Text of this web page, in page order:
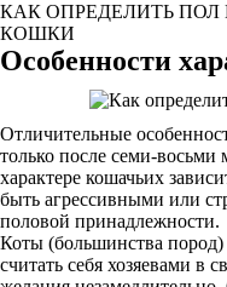
КАК ОПРЕДЕЛИТЬ
КОШКИ
Особенности
Отличительные
только после семи-
характере кошачьих
быть агрессивными или
половой принадлежности.
Коты (большинства
считать себя хозяевами в